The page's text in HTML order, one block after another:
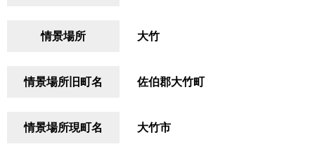
情景場所 大竹
情景場所旧町名 佐伯郡大竹町
情景場所現町名 大竹市